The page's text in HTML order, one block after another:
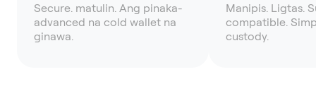
Secure. matulin. Ang pinaka-
advanced na cold wallet na
ginawa.
Manipis. Ligtas.
compatible.
custody.